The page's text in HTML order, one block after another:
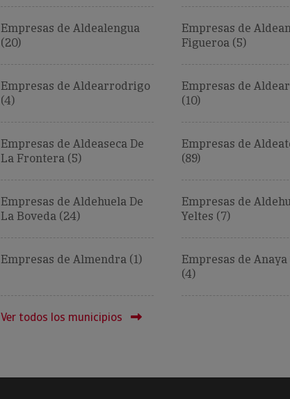
Empresas de Aldealengua
(20)
Empresas de
Figueroa (5)
Empresas de Aldearrodrigo
(4)
Empresas de
(10)
Empresas de Aldeaseca De
La Frontera (5)
Empresas de
(89)
Empresas de Aldehuela De
La Boveda (24)
Empresas de
Yeltes (7)
Empresas de Almendra (1)
Empresas de Anaya
(4)
Ver todos los municipios